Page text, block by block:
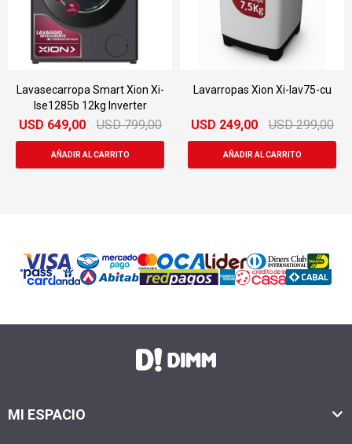
Lavasecarropa Smart Xion Xi-
lse1285b 12kg Inverter
USD 649,00 USD 799,00
Lavarropas Xion Xi-lav75-cu
USD 249,00 USD 299,00
MI ESPACIO